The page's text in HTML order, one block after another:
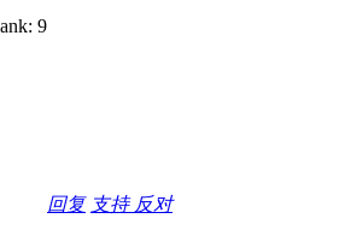
回复 支持 反对